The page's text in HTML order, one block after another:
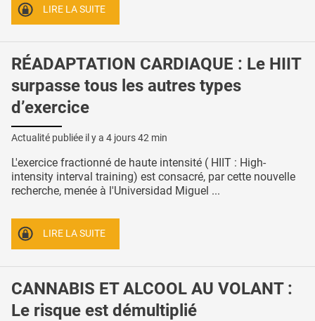
LIRE LA SUITE
RÉADAPTATION CARDIAQUE : Le HIIT
surpasse tous les autres types
d’exercice
Actualité publiée il y a 4 jours 42 min
L'exercice fractionné de haute intensité ( HIIT : High-
intensity interval training) est consacré, par cette nouvelle
recherche, menée à l'Universidad Miguel ...
LIRE LA SUITE
CANNABIS ET ALCOOL AU VOLANT :
Le risque est démultiplié